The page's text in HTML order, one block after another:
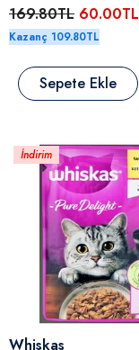
169.80TL 60.00TL
Kazanç 109.80TL
Sepete Ekle
İndirim
Satıcı:
Whiskas